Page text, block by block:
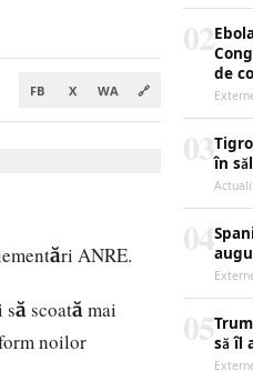
FB X WA 🔗
ANRE.
scoată mai
noilor
de
03în
să îl